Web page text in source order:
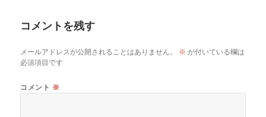
コメントを残す
メールアドレスが公開されることはありません。 ※ が付いている欄は
必須項目です
コメント ※